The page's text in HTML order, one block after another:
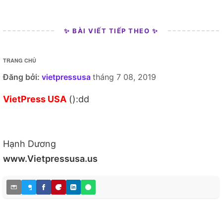
✨ BÀI VIẾT TIẾP THEO ✨
TRANG CHỦ
Đăng bởi: vietpressusa tháng 7 08, 2019
VietPress USA ():dd
Hạnh Dương
www.Vietpressusa.us